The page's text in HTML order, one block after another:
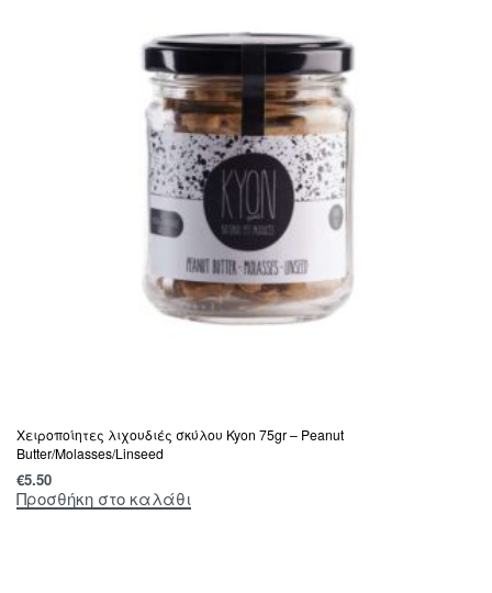
Χειροποίητες λιχουδιές σκύλου Kyon 75gr – Peanut
Butter/Molasses/Linseed
€5.50
Προσθήκη στο καλάθι